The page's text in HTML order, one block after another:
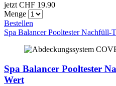
jetzt CHF 19.90
Menge
Bestellen
Spa Balancer Pooltester Nachfüll-
Spa Balancer Pooltester
Wert